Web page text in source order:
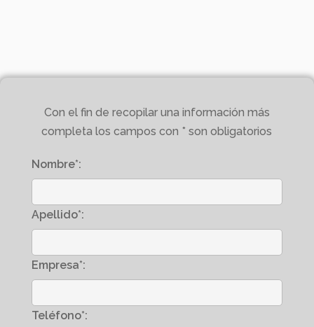
Con el fin de recopilar una información más
completa los campos con * son obligatorios
Nombre*:
Apellido*:
Empresa*:
Teléfono*: